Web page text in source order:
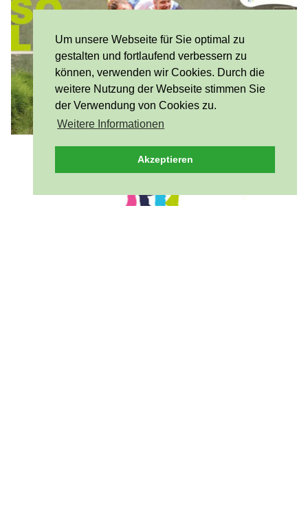
Um unsere Webseite für Sie optimal zu
gestalten und fortlaufend verbessern zu
können, verwenden wir Cookies. Durch die
weitere Nutzung der Webseite stimmen Sie
der Verwendung von Cookies zu.
Weitere Informationen
Akzeptieren